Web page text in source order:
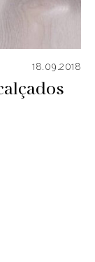
18.09.2018